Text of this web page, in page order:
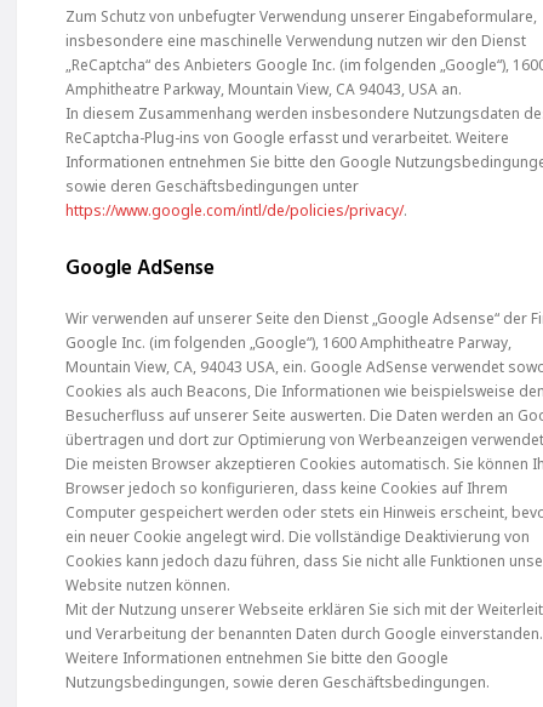
Zum Schutz von unbefugter Verwendung unserer Eingabeformulare,
insbesondere eine maschinelle Verwendung nutzen wir den Dienst
„ReCaptcha“ des Anbieters Google Inc. (im folgenden „Google“),
Amphitheatre Parkway, Mountain View, CA 94043, USA an.
In diesem Zusammenhang werden insbesondere Nutzungsdaten
ReCaptcha-Plug-ins von Google erfasst und verarbeitet. Weitere
Informationen entnehmen Sie bitte den Google
sowie deren Geschäftsbedingungen unter
https://www.google.com/intl/de/policies/privacy/.
Google AdSense
Wir verwenden auf unserer Seite den Dienst „Google Adsense“ der
Google Inc. (im folgenden „Google“), 1600 Amphitheatre Parway,
Mountain View, CA, 94043 USA, ein. Google AdSense verwendet
Cookies als auch Beacons, Die Informationen wie beispielsweise
Besucherfluss auf unserer Seite auswerten. Die Daten werden an
übertragen und dort zur Optimierung von Werbeanzeigen
Die meisten Browser akzeptieren Cookies automatisch. Sie können
Browser jedoch so konfigurieren, dass keine Cookies auf Ihrem
Computer gespeichert werden oder stets ein Hinweis erscheint,
ein neuer Cookie angelegt wird. Die vollständige Deaktivierung von
Cookies kann jedoch dazu führen, dass Sie nicht alle Funktionen
Website nutzen können.
Mit der Nutzung unserer Webseite erklären Sie sich mit der
und Verarbeitung der benannten Daten durch Google einverstanden.
Weitere Informationen entnehmen Sie bitte den Google
Nutzungsbedingungen, sowie deren Geschäftsbedingungen.